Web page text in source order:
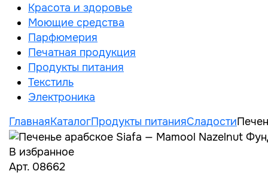
Красота и здоровье
Моющие средства
Парфюмерия
Печатная продукция
Продукты питания
Текстиль
Электроника
ГлавнаяКаталогПродукты питанияСладости
В избранное
Арт. 08662